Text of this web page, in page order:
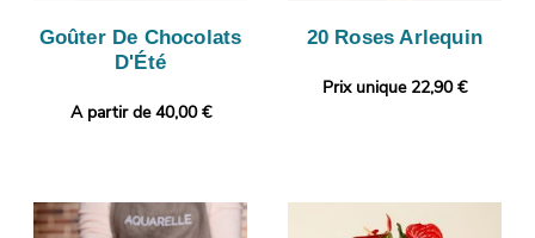
Goûter De Chocolats
D'Été
A partir de 40,00 €
20 Roses Arlequin
Prix unique 22,90 €